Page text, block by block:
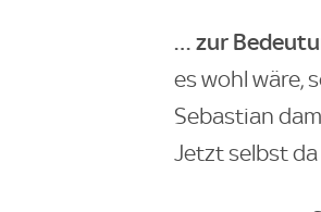
… zur
es wohl wäre,
Sebastian
Jetzt selbst